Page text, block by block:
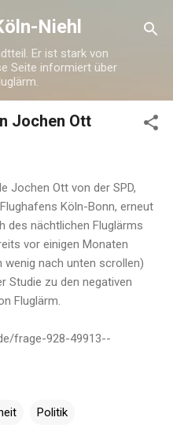
Niehl
Er ist stark von
Seite informiert über
Jochen Ott
Jochen Ott von der SPD,
Köln-Bonn, erneut
des nächtlichen Fluglärms
vor einigen Monaten
wenig nach unten scrollen)
Studie zu den negativen
Fluglärm.
frage-928-49913--
Politik